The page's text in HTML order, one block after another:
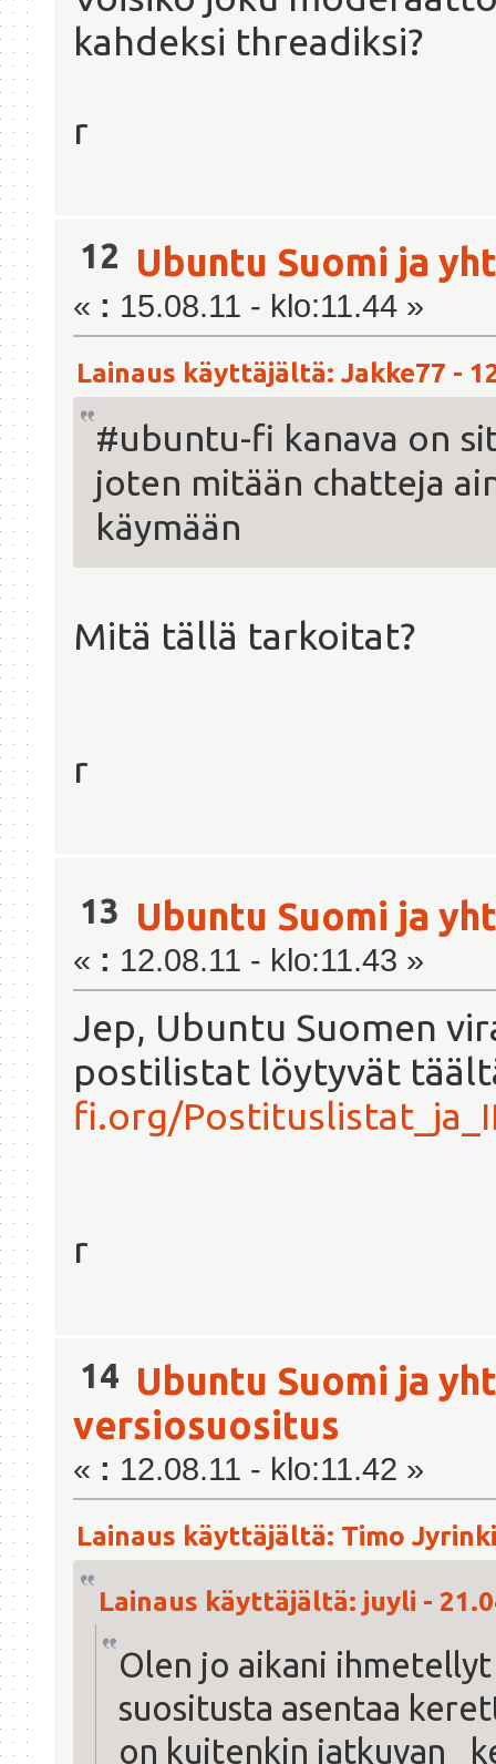
kahdeksi threadiksi?
r
12 Ubuntu Suomi ja
« : 15.08.11 - klo:11.44 »
Lainaus käyttäjältä: Jakke77 -
#ubuntu-fi kanava on
joten mitään chatteja
käymään
Mitä tällä tarkoitat?
r
13 Ubuntu Suomi ja
« : 12.08.11 - klo:11.43 »
Jep, Ubuntu Suomen
postilistat löytyvät
fi.org/
r
14 Ubuntu Suomi ja
versiosuositus
« : 12.08.11 - klo:11.42 »
Lainaus käyttäjältä: Timo
Lainaus käyttäjältä: juyli -
Olen jo aikani
suositusta asentaa
on kuitenkin jatkuvan